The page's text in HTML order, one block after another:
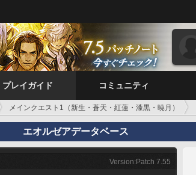
プレイガイド コミュニティ
メインクエスト1（新生・蒼天・紅蓮・漆黒・暁月）
エオルゼアデータベース
Version:Patch 7.55